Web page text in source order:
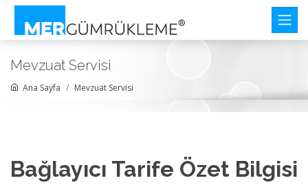
Mevzuat Servisi
Ana Sayfa Mevzuat Servisi
Bağlayıcı Tarife Özet Bilgisi